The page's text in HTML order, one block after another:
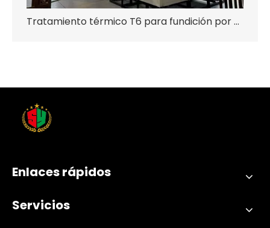
Tratamiento térmico T6 para fundición por compresión
Enlaces rápidos
Servicios